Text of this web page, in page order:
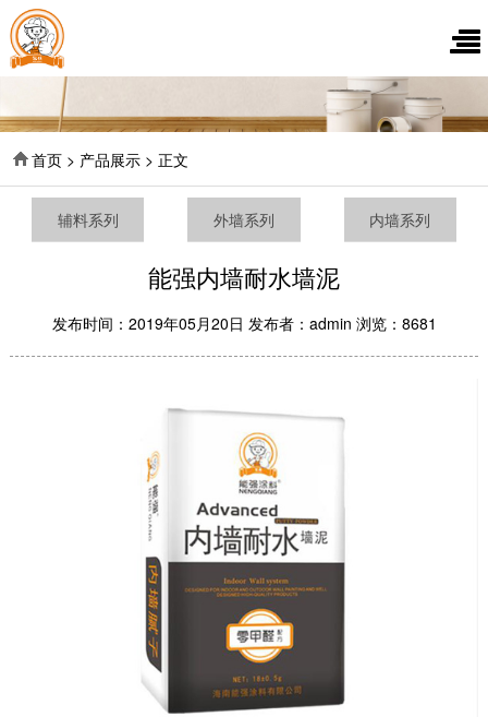
首页 > 产品展示 > 正文
辅料系列 外墙系列 内墙系列
能强内墙耐水墙泥
发布时间：2019年05月20日 发布者：admin 浏览：8681